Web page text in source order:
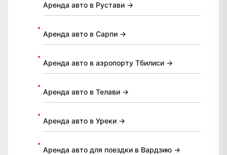
Аренда авто в Рустави →
Аренда авто в Сарпи →
Аренда авто в аэропорту Тбилиси →
Аренда авто в Телави →
Аренда авто в Уреки →
Аренда авто для поездки в Вардзию →